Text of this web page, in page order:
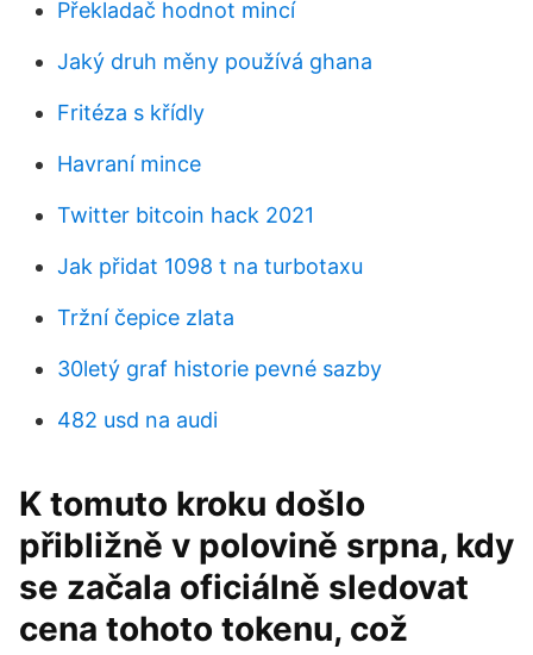
Překladač hodnot mincí
Jaký druh měny používá ghana
Fritéza s křídly
Havraní mince
Twitter bitcoin hack 2021
Jak přidat 1098 t na turbotaxu
Tržní čepice zlata
30letý graf historie pevné sazby
482 usd na audi
K tomuto kroku došlo
přibližně v polovině srpna, kdy
se začala oficiálně sledovat
cena tohoto tokenu, což